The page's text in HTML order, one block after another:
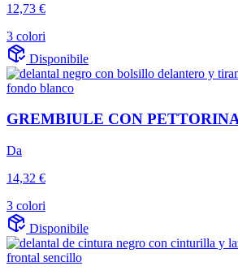
12,73 €
3 colori
Disponibile
GREMBIULE CON
Da
14,32 €
3 colori
Disponibile